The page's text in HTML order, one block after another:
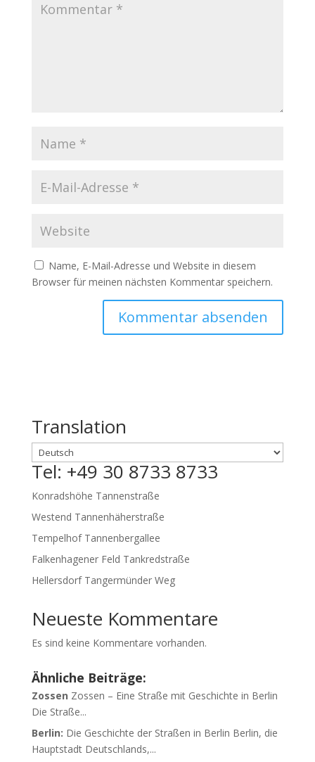
Name, E-Mail-Adresse und Website in diesem
Browser für meinen nächsten Kommentar speichern.
Translation
Tel: +49 30 8733 8733
Konradshöhe Tannenstraße
Westend Tannenhäherstraße
Tempelhof Tannenbergallee
Falkenhagener Feld Tankredstraße
Hellersdorf Tangermünder Weg
Neueste Kommentare
Es sind keine Kommentare vorhanden.
Ähnliche Beiträge:
Zossen Zossen – Eine Straße mit Geschichte in Berlin
Die Straße...
Berlin: Die Geschichte der Straßen in Berlin Berlin, die
Hauptstadt Deutschlands,...